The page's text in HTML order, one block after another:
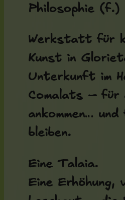
Philosophie (f.)
Werkstatt für
Kunst in
Unterkunft im
Comalats – für
ankommen…
bleiben.
Eine Talaia.
Eine Erhöhung,